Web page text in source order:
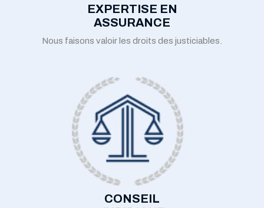
EXPERTISE EN
ASSURANCE
Nous faisons valoir les droits des justiciables.
CONSEIL